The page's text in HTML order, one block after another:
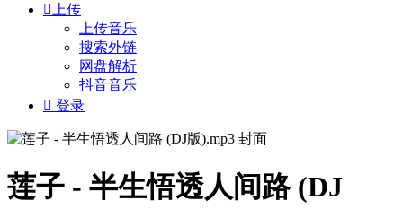
 上传
上传音乐
搜索外链
网盘解析
抖音音乐
 登录
莲子 - 半生悟透人间路 (DJ